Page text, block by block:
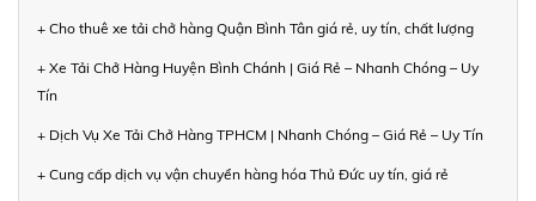
+ Cho thuê xe tải chở hàng Quận Bình Tân giá rẻ, uy tín, chất lượng
+ Xe Tải Chở Hàng Huyện Bình Chánh | Giá Rẻ – Nhanh Chóng – Uy
Tín
+ Dịch Vụ Xe Tải Chở Hàng TPHCM | Nhanh Chóng – Giá Rẻ – Uy Tín
+ Cung cấp dịch vụ vận chuyển hàng hóa Thủ Đức uy tín, giá rẻ